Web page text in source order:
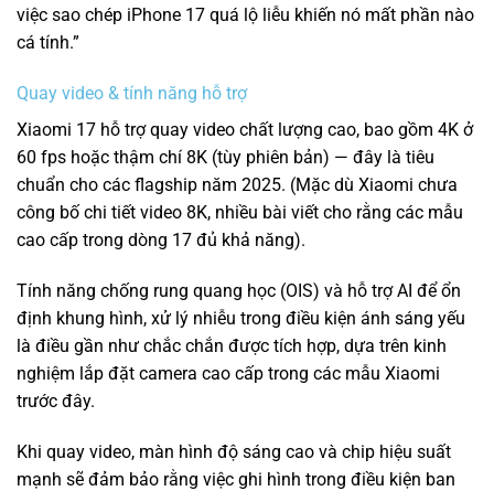
việc sao chép iPhone 17 quá lộ liễu khiến nó mất phần nào
cá tính.”
Quay video & tính năng hỗ trợ
Xiaomi 17 hỗ trợ quay video chất lượng cao, bao gồm 4K ở
60 fps hoặc thậm chí 8K (tùy phiên bản) — đây là tiêu
chuẩn cho các flagship năm 2025. (Mặc dù Xiaomi chưa
công bố chi tiết video 8K, nhiều bài viết cho rằng các mẫu
cao cấp trong dòng 17 đủ khả năng).
Tính năng chống rung quang học (OIS) và hỗ trợ AI để ổn
định khung hình, xử lý nhiễu trong điều kiện ánh sáng yếu
là điều gần như chắc chắn được tích hợp, dựa trên kinh
nghiệm lắp đặt camera cao cấp trong các mẫu Xiaomi
trước đây.
Khi quay video, màn hình độ sáng cao và chip hiệu suất
mạnh sẽ đảm bảo rằng việc ghi hình trong điều kiện ban